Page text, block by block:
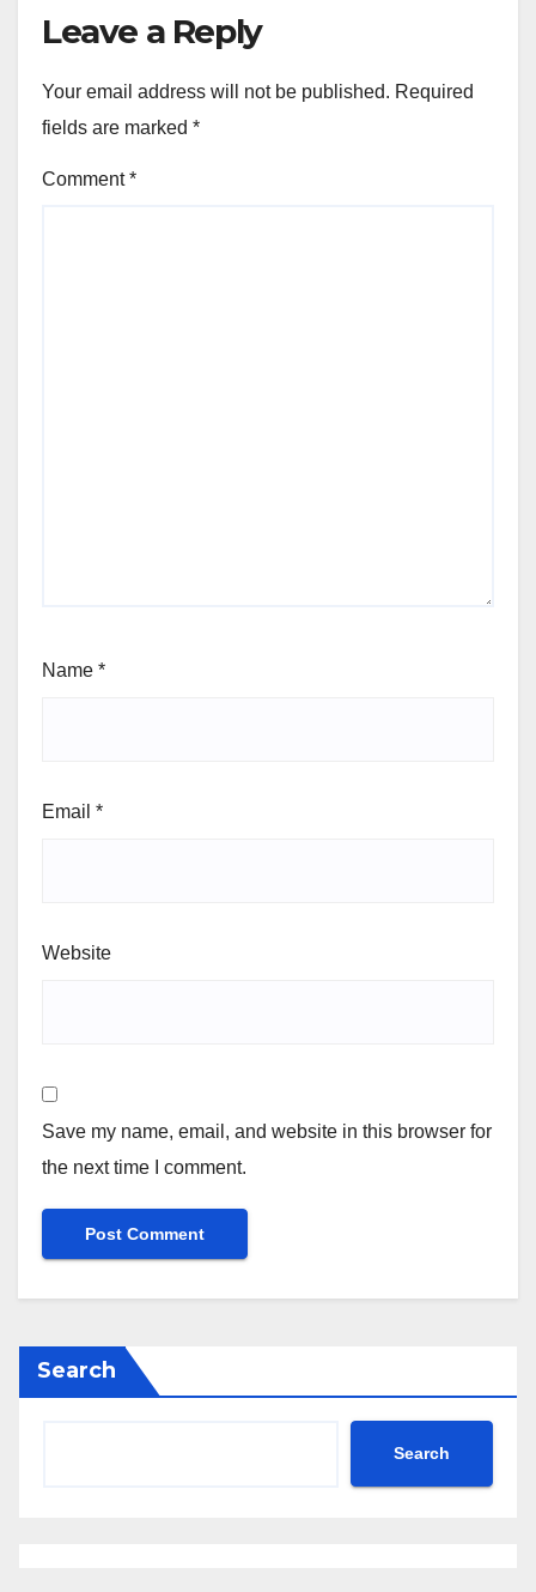
Leave a Reply
Your email address will not be published. Required
fields are marked *
Comment*
Name *
Email *
Website
Save my name, email, and website in this browser for
the next time I comment.
Search
Search